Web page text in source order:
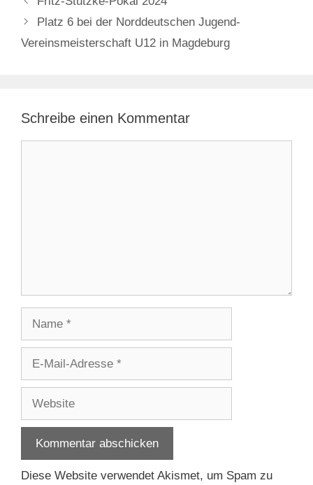
Platz 6 bei der Norddeutschen Jugend-
Vereinsmeisterschaft U12 in Magdeburg
Schreibe einen Kommentar
Adresse
Diese Website verwendet Akismet, um Spam zu